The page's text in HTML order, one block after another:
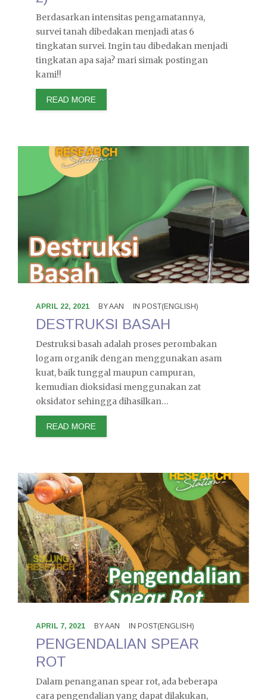
Berdasarkan intensitas pengamatannya,
survei tanah dibedakan menjadi atas 6
tingkatan survei. Ingin tau dibedakan menjadi
tingkatan apa saja? mari simak postingan
kami!!
READ MORE
APRIL 22, 2021 BYAAN IN POST(ENGLISH)
DESTRUKSI BASAH
Destruksi basah adalah proses perombakan
logam organik dengan menggunakan asam
kuat, baik tunggal maupun campuran,
kemudian dioksidasi menggunakan zat
oksidator sehingga dihasilkan…
READ MORE
APRIL 7, 2021 BYAAN IN POST(ENGLISH)
PENGENDALIAN SPEAR
ROT
Dalam penanganan spear rot, ada beberapa
cara pengendalian yang dapat dilakukan,